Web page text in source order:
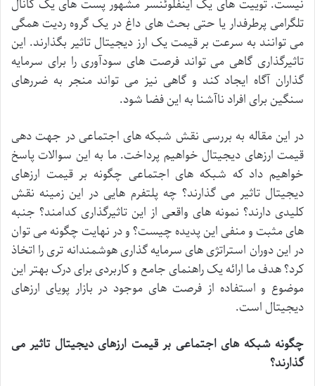
نیست.توییت های یک اینفلوئنسر مشهور پست های یک کانال
تلگرامی پرطرفدار یا حتی بحث های داغ در یکگروه ردیتهمگی
می توانند به سرعت بر قیمتیک ارز دیجیتال تاثیر بگذارند. این
تاثیرگذاری گاهی می تواند فرصت های سودآوری را برای سرمایه
گذاران آگاه ایجاد کند و گاهی نیز می تواند منجر به ضررهای
سنگین برای افراد ناآشنا به اینفضا شود.
در این مقاله به بررسی نقش شبکه های اجتماعی در جهتدهی
قیمت ارزهای دیجیتال خواهیم پرداخت.ما به این سوالات پاسخ
خواهیم داد که شبکه های اجتماعی چگونه بر قیمت ارزهای
دیجیتال تاثیر می گذارند؟ چه پلتفرم هایی در این زمینه نقش
کلیدی دارند؟ نمونه های واقعی از این تاثیرگذاری کدامند؟ جنبه
هایمثبتومنفی اینپدیده چیست؟ ودر نهایتچگونهمیتوان
در ایندوران استراتژیهای سرمایهگذاریهوشمندانه تریرا اتخاذ
کرد؟هدفما ارائهیکراهنمای جامع وکاربردی برایدرکبهتر این
موضوع و استفاده از فرصت های موجود در بازار پویای ارزهای
دیجیتال است.
چگونه شبکه های اجتماعی بر قیمت ارزهای دیجیتال تاثیر می
گذارند؟